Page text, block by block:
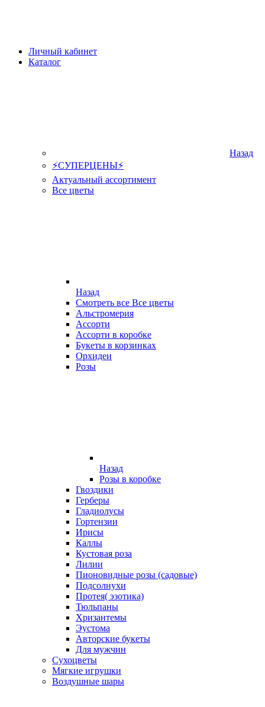
Личный кабинет
Каталог
Назад
⚡СУПЕРЦЕНЫ⚡
Актуальный ассортимент
Все цветы
Назад
Смотреть все Все цветы
Альстромерия
Ассорти
Ассорти в коробке
Букеты в корзинках
Орхидеи
Розы
Назад
Розы в коробке
Гвоздики
Герберы
Гладиолусы
Гортензии
Ирисы
Каллы
Кустовая роза
Лилии
Пионовидные розы (садовые)
Подсолнухи
Протея( эзотика)
Тюльпаны
Хризантемы
Эустома
Авторские букеты
Для мужчин
Сухоцветы
Мягкие игрушки
Воздушные шары